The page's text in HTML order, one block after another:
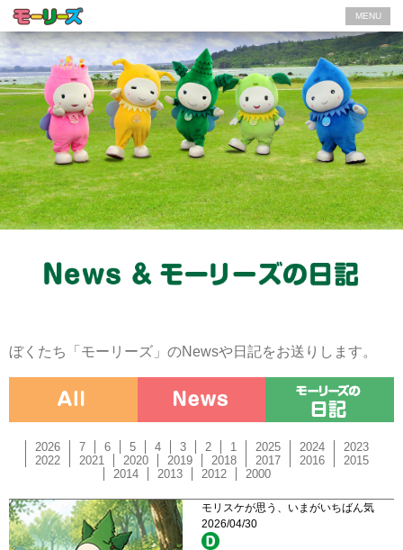
MENU
ぼくたち「モーリーズ」のNewsや日記をお送りします。
2026 7 6 5 4 3 2 1 2025 2024
2023
2022
2021 2020 2019 2018 2017 2016
2015
2014
2013 2012 2000
モリスケが思う、いまがいちばん気
2026/04/30